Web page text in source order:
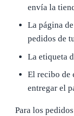
envía la
La página
pedidos de
La etiqueta
El recibo de
entregar el
Para los